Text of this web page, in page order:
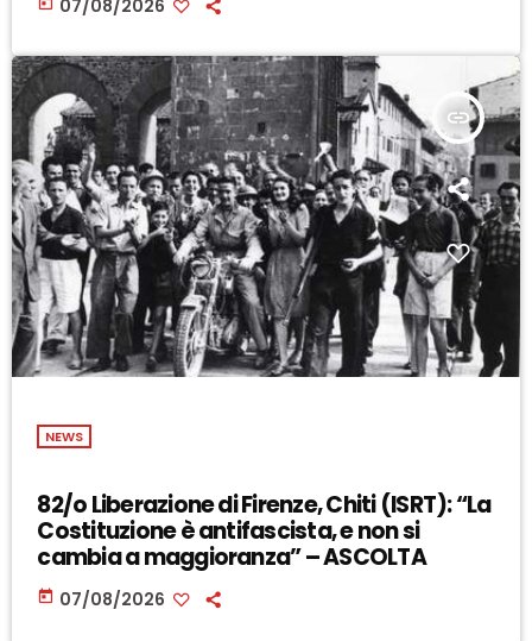
07/08/2026
insert_link
NEWS
82/o Liberazione di Firenze, Chiti (ISRT): “La
Costituzione è antifascista, e non si
cambia a maggioranza” – ASCOLTA
today 07/08/2026